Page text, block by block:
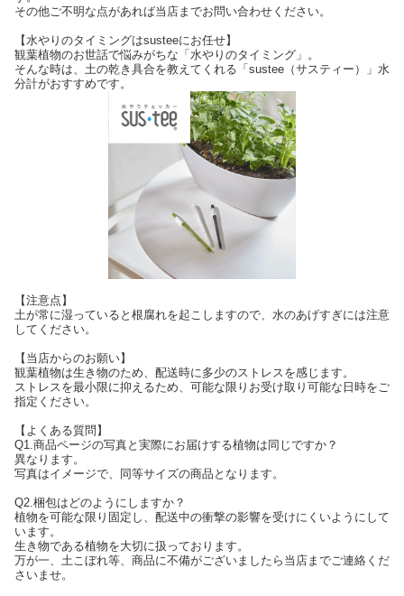
その他ご不明な点があれば当店までお問い合わせください。
【水やりのタイミングはsusteeにお任せ】
観葉植物のお世話で悩みがちな「水やりのタイミング」。
そんな時は、土の乾き具合を教えてくれる「sustee（サスティー）」水
分計がおすすめです。
【注意点】
土が常に湿っていると根腐れを起こしますので、水のあげすぎには注意
してください。
【当店からのお願い】
観葉植物は生き物のため、配送時に多少のストレスを感じます。
ストレスを最小限に抑えるため、可能な限りお受け取り可能な日時をご
指定ください。
【よくある質問】
Q1.商品ページの写真と実際にお届けする植物は同じですか？
異なります。
写真はイメージで、同等サイズの商品となります。
Q2.梱包はどのようにしますか？
植物を可能な限り固定し、配送中の衝撃の影響を受けにくいようにして
います。
生き物である植物を大切に扱っております。
万が一、土こぼれ等、商品に不備がございましたら当店までご連絡くだ
さいませ。